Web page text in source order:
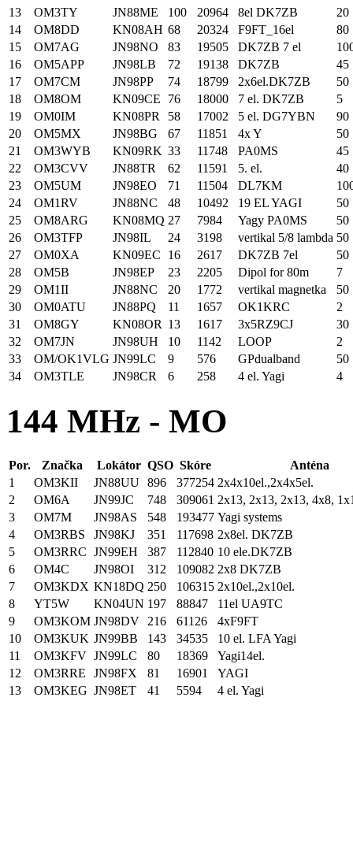
13
OM3TY JN88ME 100 20964 8el DK7ZB
20
14
OM8DD KN08AH 68 20324 F9FT_16el
80
15
OM7AG JN98NO 83 19505 DK7ZB 7 el
16
OM5APP JN98LB 72 19138 DK7ZB
45
17
OM7CM JN98PP 74 18799 2x6el.DK7ZB
50
18
OM8OM KN09CE 76 18000 7 el. DK7ZB
5
19
OM0IM KN08PR 58 17002 5 el. DG7YBN
90
20
OM5MX JN98BG 67 11851 4x Y
50
21
OM3WYB KN09RK 33 11748 PA0MS
45
22
OM3CVV JN88TR 62 11591 5. el.
40
23
OM5UM JN98EO 71 11504 DL7KM
24
OM1RV JN88NC 48 10492 19 EL YAGI
50
25
OM8ARG KN08MQ 27 7984 Yagy PA0MS
50
26
OM3TFP JN98IL 24 3198 vertikal 5/8 lambda 50
27
OM0XA KN09EC 16 2617 DK7ZB 7el
50
28
OM5B JN98EP 23 2205 Dipol for 80m
7
29
OM1II JN88NC 20 1772 vertikal magnetka
50
30
OM0ATU JN88PQ 11 1657 OK1KRC
2
31
OM8GY KN08OR 13 1617 3x5RZ9CJ
30
32
OM7JN JN98UH 10 1142 LOOP
2
33
OM/OK1VLG JN99LC 9 576 GPdualband
50
34
OM3TLE JN98CR 6 258 4 el. Yagi 4
144 MHz - MO
Por. Značka Lokátor QSO Skóre
Anténa
1
OM3KII JN88UU 896 377254 2x4x10el.,2x4x5el.
2
OM6A JN99JC 748 309061 2x13, 2x13, 2x13, 4x8,
3
OM7M JN98AS 548 193477 Yagi systems
4
OM3RBS JN98KJ 351 117698 2x8el. DK7ZB
5
OM3RRC JN99EH 387 112840 10 ele.DK7ZB
6
OM4C JN98OI 312 109082 2x8 DK7ZB
7
OM3KDX KN18DQ 250 106315 2x10el.,2x10el.
8
YT5W KN04UN 197 88847
11el UA9TC
9
OM3KOM JN98DV 216 61126
4xF9FT
10
OM3KUK JN99BB 143 34535
10 el. LFA Yagi
11
OM3KFV JN99LC 80 18369
Yagi14el.
12
OM3RRE JN98FX 81 16901
YAGI
13
OM3KEG JN98ET 41 5594 4 el. Yagi